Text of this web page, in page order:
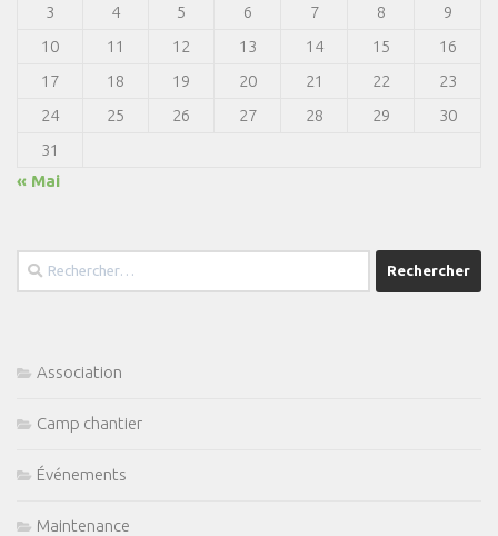
3
4 5 6 7 8
9
10
11 12 13 14 15
16
17
18 19 20 21 22
23
24
25 26 27 28 29
30
31
« Mai
Rechercher :
Association
Camp chantier
Événements
Maintenance